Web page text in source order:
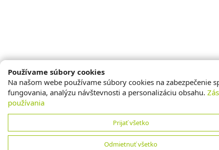
Používame súbory cookies
Na našom webe používame súbory cookies na zabezpečenie
fungovania, analýzu návštevnosti a personalizáciu obsahu.
používania
Prijať všetko
Odmietnuť všetko